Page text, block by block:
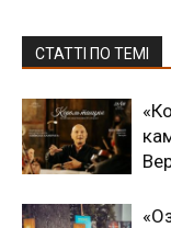
СТАТТІ ПО ТЕМІ